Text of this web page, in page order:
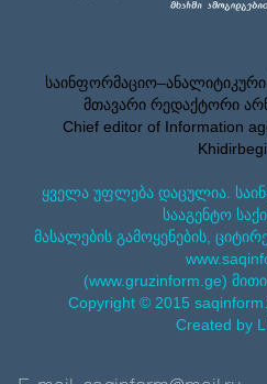
საინფორმაციო–ანალიტიკური
მთავარი რედაქტორი
Chief editor of Information
ყველა უფლება დაცულია.
სააგენტო
მასალების გამოყენების,
(www.gruzinform.ge)
Copyright © 2015
Created by